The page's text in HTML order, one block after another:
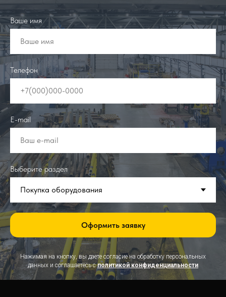
Ваше имя
Ваше имя
Телефон
+7(000)000-0000
E-mail
Ваш e-mail
Выберите раздел
Оформить заявку
Нажимая на кнопку, вы даете согласие на обработку персональных
данных и соглашаетесь cполитикой конфиденциальности